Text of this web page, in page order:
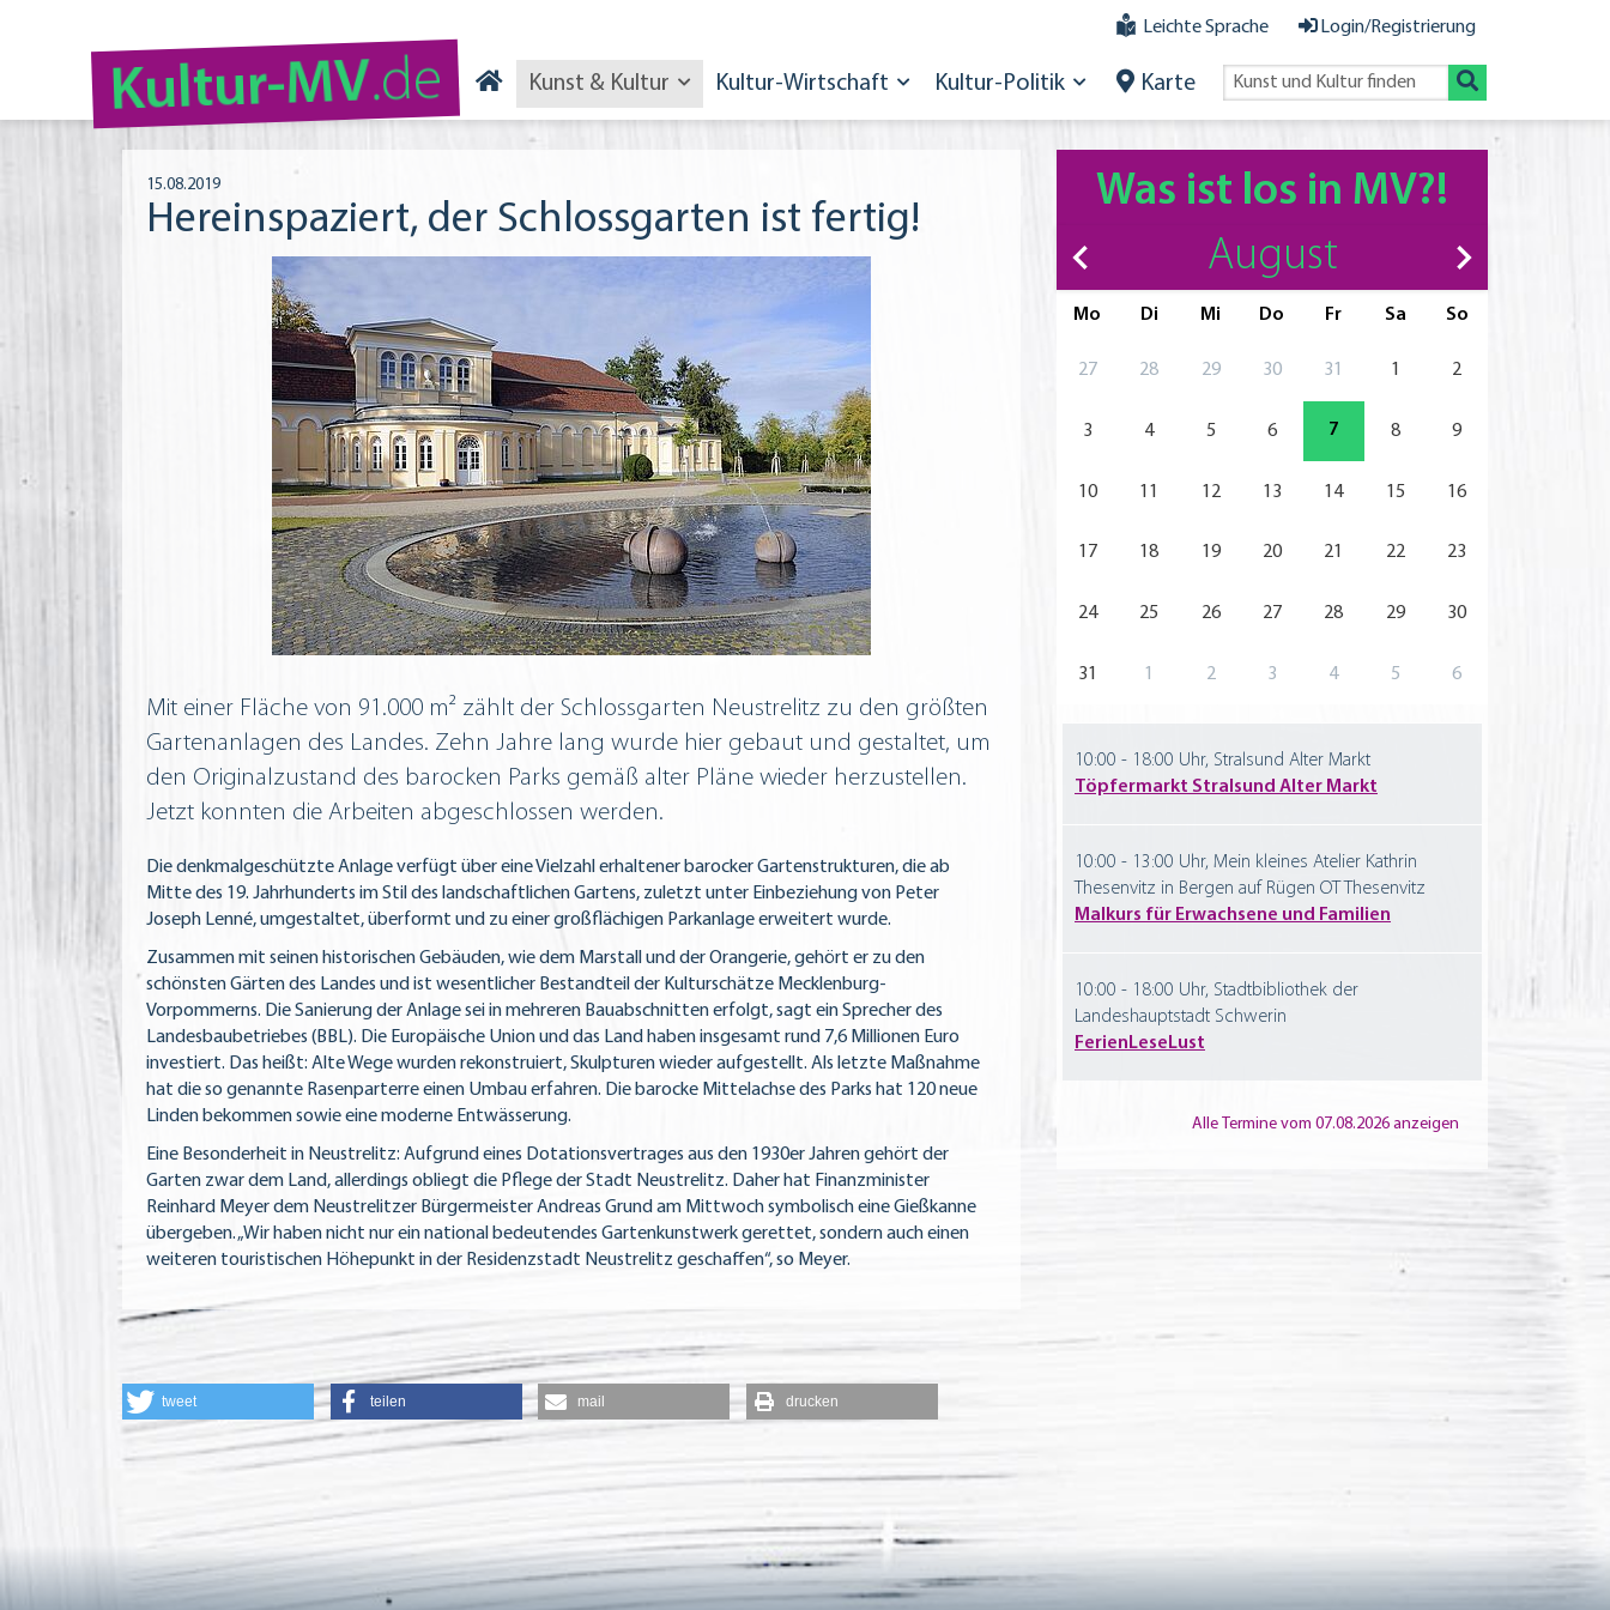
Leichte Sprache Login/Registrierung
Kultur-MV.de Kunst & Kultur Kultur-Wirtschaft Kultur-Politik Karte
15.08.2019
Hereinspaziert, der Schlossgarten ist fertig!
Mit einer Fläche von 91.000 m² zählt der Schlossgarten Neustrelitz zu den größten
Gartenanlagen des Landes. Zehn Jahre lang wurde hier gebaut und gestaltet, um
den Originalzustand des barocken Parks gemäß alter Pläne wieder herzustellen.
Jetzt konnten die Arbeiten abgeschlossen werden.
Die denkmalgeschützte Anlage verfügt über eine Vielzahl erhaltener barocker Gartenstrukturen, die ab
Mitte des 19. Jahrhunderts im Stil des landschaftlichen Gartens, zuletzt unter Einbeziehung von Peter
Joseph Lenné, umgestaltet, überformt und zu einer großflächigen Parkanlage erweitert wurde.
Zusammen mit seinen historischen Gebäuden, wie dem Marstall und der Orangerie, gehört er zu den
schönsten Gärten des Landes und ist wesentlicher Bestandteil der Kulturschätze Mecklenburg-
Vorpommerns. Die Sanierung der Anlage sei in mehreren Bauabschnitten erfolgt, sagt ein Sprecher des
Landesbaubetriebes (BBL). Die Europäische Union und das Land haben insgesamt rund 7,6 Millionen Euro
investiert. Das heißt: Alte Wege wurden rekonstruiert, Skulpturen wieder aufgestellt. Als letzte Maßnahme
hat die so genannte Rasenparterre einen Umbau erfahren. Die barocke Mittelachse des Parks hat 120 neue
Linden bekommen sowie eine moderne Entwässerung.
Eine Besonderheit in Neustrelitz: Aufgrund eines Dotationsvertrages aus den 1930er Jahren gehört der
Garten zwar dem Land, allerdings obliegt die Pflege der Stadt Neustrelitz. Daher hat Finanzminister
Reinhard Meyer dem Neustrelitzer Bürgermeister Andreas Grund am Mittwoch symbolisch eine Gießkanne
übergeben. „Wir haben nicht nur ein national bedeutendes Gartenkunstwerk gerettet, sondern auch einen
weiteren touristischen Höhepunkt in der Residenzstadt Neustrelitz geschaffen“, so Meyer.
tweet teilen mail drucken
Was ist los in MV?!
August
Mo Di Mi Do Fr Sa So
27 28 29 30 31 1 2
3 4 5 6 7 8 9
10 11 12 13 14 15 16
17 18 19 20 21 22 23
24 25 26 27 28 29 30
31 1 2 3 4 5 6
10:00 - 18:00 Uhr, Stralsund Alter Markt
Töpfermarkt Stralsund Alter Markt
10:00 - 13:00 Uhr, Mein kleines Atelier Kathrin
Thesenvitz in Bergen auf Rügen OT Thesenvitz
Malkurs für Erwachsene und Familien
10:00 - 18:00 Uhr, Stadtbibliothek der
Landeshauptstadt Schwerin
FerienLeseLust
Alle Termine vom 07.08.2026 anzeigen